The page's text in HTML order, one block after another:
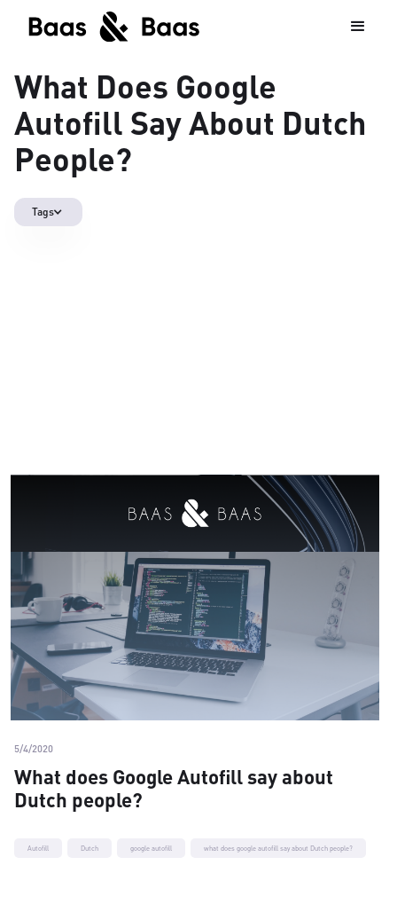
What Does Google
Autofill Say About Dutch
People?
Tags
Autofill Dutch google autofill what does google autofill say about Dutch people?
5/4/2020
What does Google Autofill say about
Dutch people?